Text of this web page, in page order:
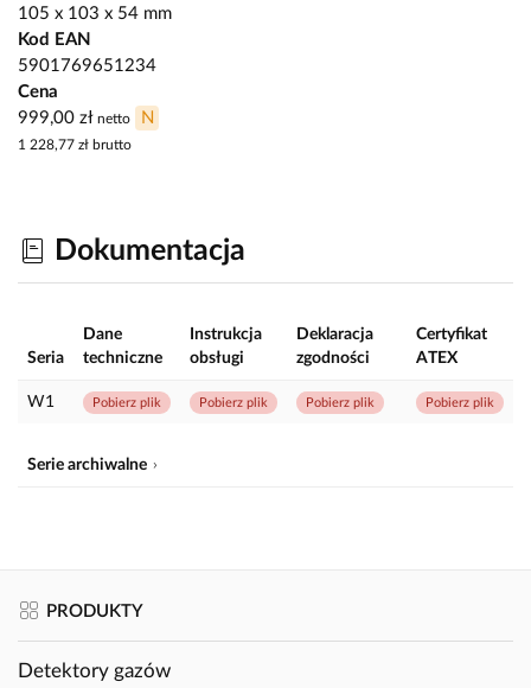
105 x 103 x 54 mm
Kod EAN
5901769651234
Cena
999,00 zł netto N
1 228,77 zł brutto
Dokumentacja
Seria
Dane
techniczne
Instrukcja
obsługi
Deklaracja
zgodności
Certyfikat
ATEX
W1 Pobierz plik Pobierz plik Pobierz plik Pobierz plik
Serie archiwalne
PRODUKTY
Detektory gazów